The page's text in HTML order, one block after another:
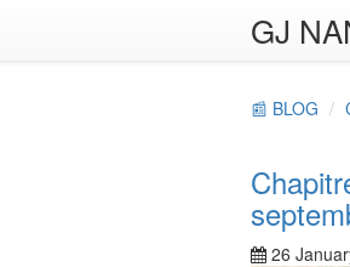
GJ
📰 BLOG
26